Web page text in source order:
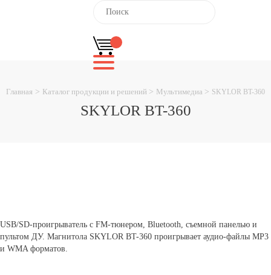
Главная > Каталог продукции и решений > Мультимедиа > SKYLOR BT-360
SKYLOR BT-360
USB/SD-проигрыватель с FM-тюнером, Bluetooth, съемной панелью и
пультом ДУ. Магнитола SKYLOR BT-360 проигрывает аудио-файлы MP3
и WMA форматов.